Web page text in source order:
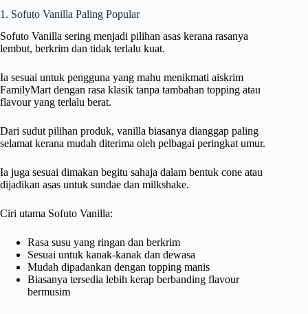
1. Sofuto Vanilla Paling Popular
Sofuto Vanilla sering menjadi pilihan asas kerana rasanya
lembut, berkrim dan tidak terlalu kuat.
Ia sesuai untuk pengguna yang mahu menikmati aiskrim
FamilyMart dengan rasa klasik tanpa tambahan topping atau
flavour yang terlalu berat.
Dari sudut pilihan produk, vanilla biasanya dianggap paling
selamat kerana mudah diterima oleh pelbagai peringkat umur.
Ia juga sesuai dimakan begitu sahaja dalam bentuk cone atau
dijadikan asas untuk sundae dan milkshake.
Ciri utama Sofuto Vanilla:
Rasa susu yang ringan dan berkrim
Sesuai untuk kanak-kanak dan dewasa
Mudah dipadankan dengan topping manis
Biasanya tersedia lebih kerap berbanding flavour
bermusim